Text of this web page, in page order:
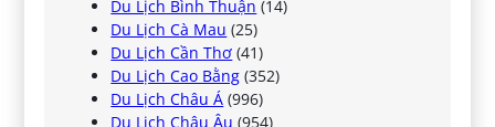
Du Lịch Bình Thuận (14)
Du Lịch Cà Mau (25)
Du Lịch Cần Thơ (41)
Du Lịch Cao Bằng (352)
Du Lịch Châu Á (996)
Du Lịch Châu Âu (954)